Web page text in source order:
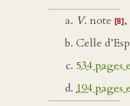
V. note [8],
Celle
534 pages
194 pages